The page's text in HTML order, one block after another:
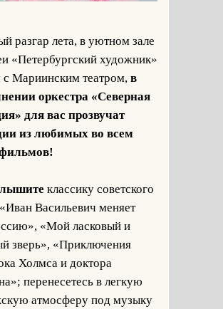
разгар лета, в уютном зале
«Петербургский художник»
с Мариинским театром, в
оркестра «Северная
для вас прозвучат
из любимых во всем
классику советского
Васильевич меняет
«Мой ласковый и
зверь», «Приключения
Холмса и доктора
перенесетесь в легкую
атмосферу под музыку